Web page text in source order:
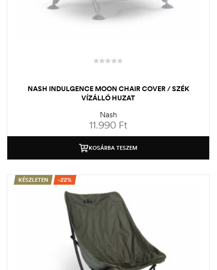
NASH INDULGENCE MOON CHAIR COVER / SZÉK
VÍZÁLLÓ HUZAT
Nash
11.990 Ft
KOSÁRBA TESZEM
KÉSZLETEN -22%